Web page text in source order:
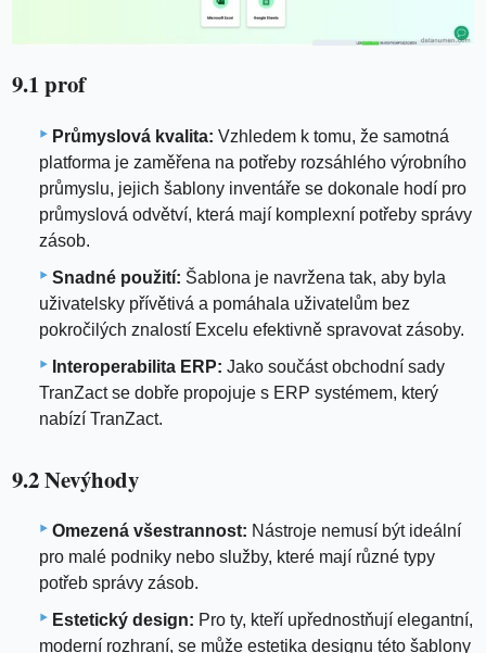
9.1 prof
Průmyslová kvalita: Vzhledem k tomu, že samotná
platforma je zaměřena na potřeby rozsáhlého výrobního
průmyslu, jejich šablony inventáře se dokonale hodí pro
průmyslová odvětví, která mají komplexní potřeby správy
zásob.
Snadné použití: Šablona je navržena tak, aby byla
uživatelsky přívětivá a pomáhala uživatelům bez
pokročilých znalostí Excelu efektivně spravovat zásoby.
Interoperabilita ERP: Jako součást obchodní sady
TranZact se dobře propojuje s ERP systémem, který
nabízí TranZact.
9.2 Nevýhody
Omezená všestrannost: Nástroje nemusí být ideální
pro malé podniky nebo služby, které mají různé typy
potřeb správy zásob.
Estetický design: Pro ty, kteří upřednostňují elegantní,
moderní rozhraní, se může estetika designu této šablony